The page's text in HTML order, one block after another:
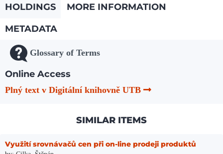
HOLDINGS
MORE INFORMATION
METADATA
Glossary of Terms
Online Access
Plný text v Digitální knihovně UTB
SIMILAR ITEMS
Využití srovnávačů cen při on-line prodeji produktů